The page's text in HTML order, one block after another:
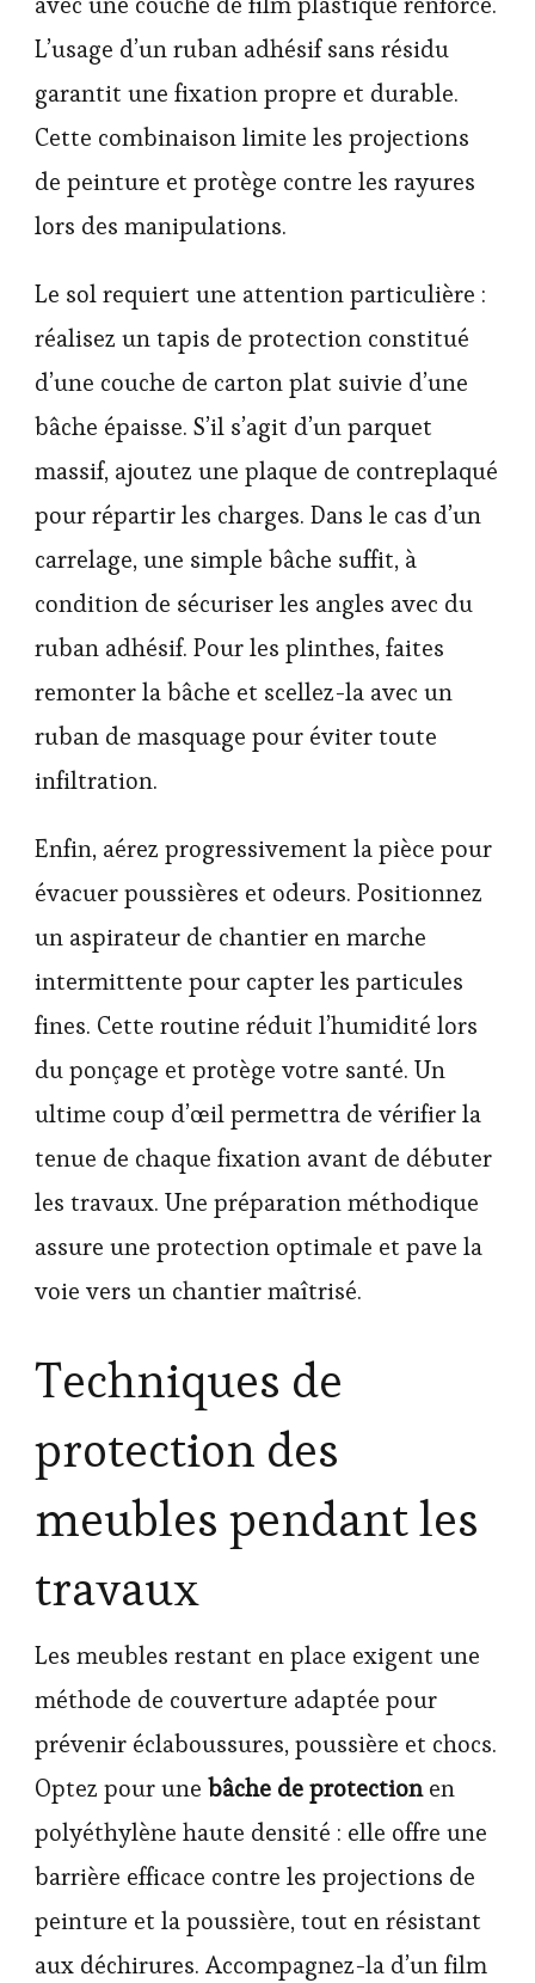
L’usage d’un ruban adhésif sans résidu
garantit une fixation propre et durable.
Cette combinaison limite les projections
de peinture et protège contre les rayures
lors des manipulations.
Le sol requiert une attention particulière :
réalisez un tapis de protection constitué
d’une couche de carton plat suivie d’une
bâche épaisse. S’il s’agit d’un parquet
massif, ajoutez une plaque de contreplaqué
pour répartir les charges. Dans le cas d’un
carrelage, une simple bâche suffit, à
condition de sécuriser les angles avec du
ruban adhésif. Pour les plinthes, faites
remonter la bâche et scellez-la avec un
ruban de masquage pour éviter toute
infiltration.
Enfin, aérez progressivement la pièce pour
évacuer poussières et odeurs. Positionnez
un aspirateur de chantier en marche
intermittente pour capter les particules
fines. Cette routine réduit l’humidité lors
du ponçage et protège votre santé. Un
ultime coup d’œil permettra de vérifier la
tenue de chaque fixation avant de débuter
les travaux. Une préparation méthodique
assure une protection optimale et pave la
voie vers un chantier maîtrisé.
Techniques de
protection des
meubles pendant les
travaux
Les meubles restant en place exigent une
méthode de couverture adaptée pour
prévenir éclaboussures, poussière et chocs.
Optez pour une bâche de protectionen
polyéthylène haute densité : elle offre une
barrière efficace contre les projections de
peinture et la poussière, tout en résistant
aux déchirures. Accompagnez-la d’un film